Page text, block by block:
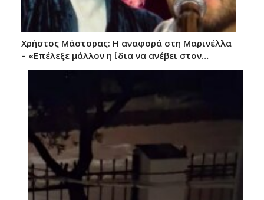
Χρήστος Μάστορας: Η αναφορά στη Μαρινέλλα
– «Επέλεξε μάλλον η ίδια να ανέβει στον…